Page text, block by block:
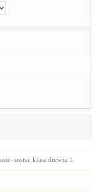
sosna; klasa drewna 1.